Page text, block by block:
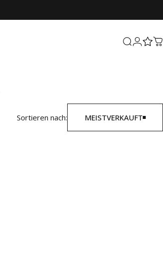
Suche
Login
Sortieren nach: MEISTVERKAUFT